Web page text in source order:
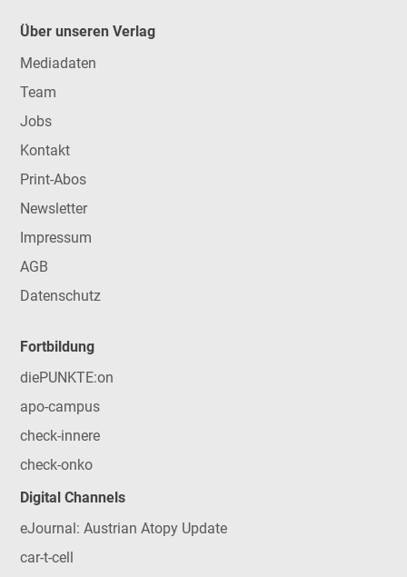
Über unseren Verlag
Mediadaten
Team
Jobs
Kontakt
Print-Abos
Newsletter
Impressum
AGB
Datenschutz
Fortbildung
diePUNKTE:on
apo-campus
check-innere
check-onko
Digital Channels
eJournal: Austrian Atopy Update
car-t-cell